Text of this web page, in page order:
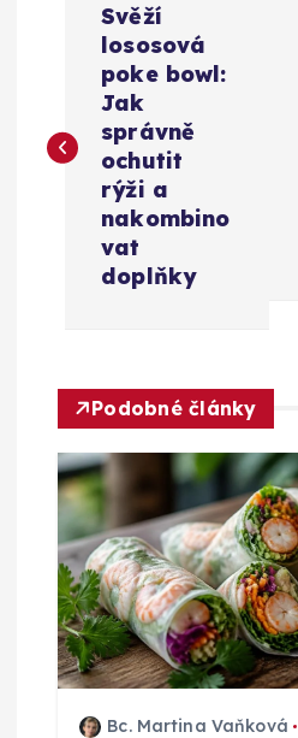
i
e
p
r
o
p
ř
Svěží
lososová
poke bowl:
Jak
správně
ochutit
rýži a
nakombino
vat
doplňky
Podobné články
Bc. Martina Vaňková